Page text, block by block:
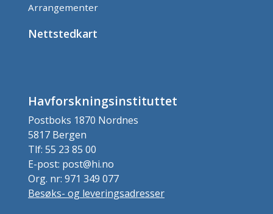
Arrangementer
Nettstedkart
Havforskningsinstituttet
Postboks 1870 Nordnes
5817 Bergen
Tlf: 55 23 85 00
E-post: post@hi.no
Org. nr: 971 349 077
Besøks- og leveringsadresser